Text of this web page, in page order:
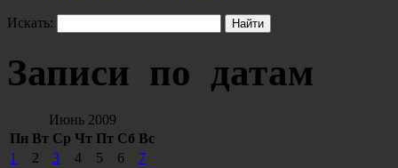
Искать:
Записи по датам
Июнь 2009
Пн Вт Ср Чт Пт Сб Вс
1 2 3 4 5 6
7